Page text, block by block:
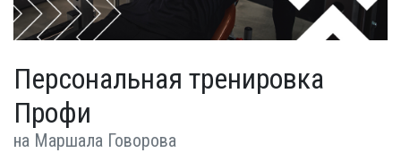
Персональная тренировка
Профи
на Маршала Говорова